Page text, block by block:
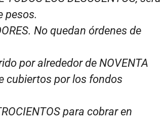
pesos.
No quedan órdenes de
por alrededor de NOVENTA
cubiertos por los fondos
para cobrar en